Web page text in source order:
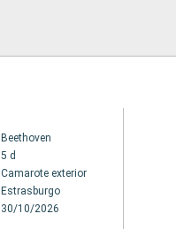
Beethoven
5 d
Camarote exterior
Estrasburgo
30/10/2026